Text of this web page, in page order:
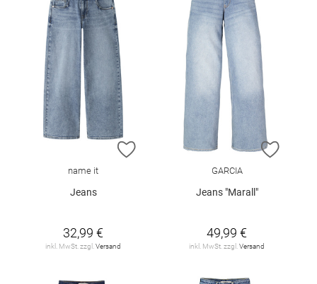
ZUR WUNSCHLISTE HINZUFÜGEN
name it
Jeans
32,99 €
inkl. MwSt. zzgl. Versand
ZUR
GARCIA
Jeans "Marall"
49,99 €
inkl. MwSt. zzgl. Versand